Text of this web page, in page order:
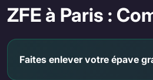
ZFE à Paris :
Faites enlever votre épave